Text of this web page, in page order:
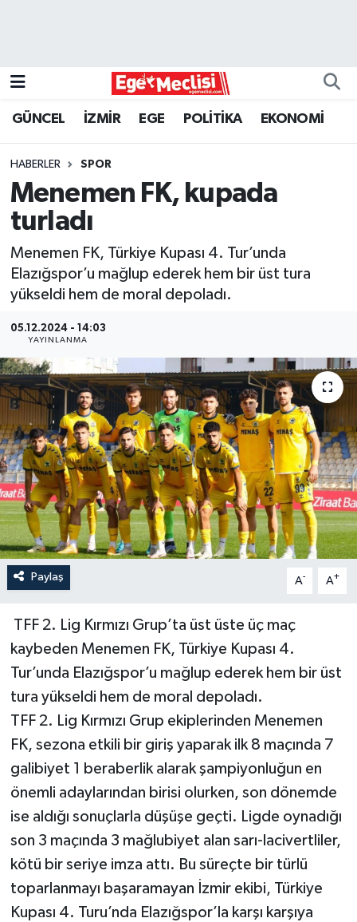
GÜNCEL İZMİR EGE POLİTİKA EKONOMİ
HABERLER SPOR
Menemen FK, kupada
turladı
Menemen FK, Türkiye Kupası 4. Tur’unda
Elazığspor’u mağlup ederek hem bir üst tura
yükseldi hem de moral depoladı.
05.12.2024 - 14:03
YAYINLANMA
Paylaş A- A+
TFF 2. Lig Kırmızı Grup’ta üst üste üç maç
kaybeden Menemen FK, Türkiye Kupası 4.
Tur’unda Elazığspor’u mağlup ederek hem bir üst
tura yükseldi hem de moral depoladı.
TFF 2. Lig Kırmızı Grup ekiplerinden Menemen
FK, sezona etkili bir giriş yaparak ilk 8 maçında 7
galibiyet 1 beraberlik alarak şampiyonluğun en
önemli adaylarından birisi olurken, son dönemde
ise aldığı sonuçlarla düşüşe geçti. Ligde oynadığı
son 3 maçında 3 mağlubiyet alan sarı-lacivertliler,
kötü bir seriye imza attı. Bu süreçte bir türlü
toparlanmayı başaramayan İzmir ekibi, Türkiye
Kupası 4. Turu’nda Elazığspor’la karşı karşıya
GÜNCEL
ÖZEL HABER
POLİTİKA
SPOR
YAŞAM